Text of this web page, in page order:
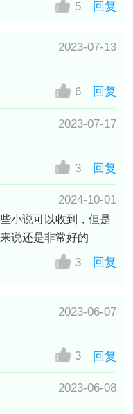
5 回复
2023-07-13
6 回复
2023-07-17
3 回复
2024-10-01
小说可以收到，但是
说还是非常好的
3 回复
2023-06-07
3 回复
2023-06-08